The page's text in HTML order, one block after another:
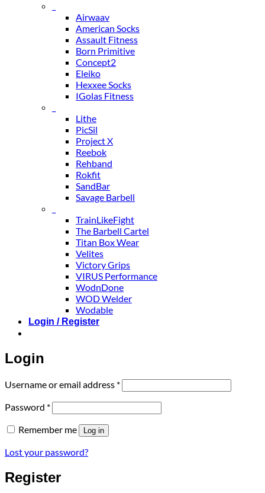
Airwaav
American Socks
Assault Fitness
Born Primitive
Concept2
Eleiko
Hexxee Socks
IGolas Fitness
Lithe
PicSil
Project X
Reebok
Rehband
Rokfit
SandBar
Savage Barbell
TrainLikeFight
The Barbell Cartel
Titan Box Wear
Velites
Victory Grips
VIRUS Performance
WodnDone
WOD Welder
Wodable
Login / Register
Login
Username or email address *Required
Password *Required
Remember me Log in
Lost your password?
Register